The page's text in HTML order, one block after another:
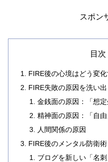
スポン
目次
FIRE後の心境はどう変化
FIRE失敗の原因を洗い
金銭面の原因：「想
精神面の原因：「自
人間関係の原因
FIRE後のメンタル防衛術
ブログを新しい「名